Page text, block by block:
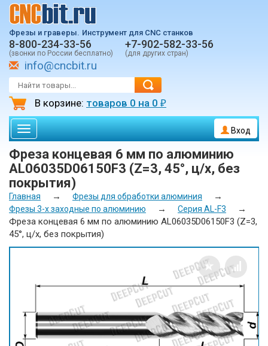
Фрезы и граверы. Инструмент для CNC станков
8-800-234-33-56
(звонки по России бесплатно)
+7-902-582-33-56
(для других стран)
info@cncbit.ru
В корзине: товаров 0 на 0 ₽
Toggle
navigation
Вход
Фреза концевая 6 мм по алюминию
AL06035D06150F3 (Z=3, 45°, ц/х, без
покрытия)
Главная → Фрезы для обработки алюминия →
Фрезы 3-х заходные по алюминию → Серия AL-F3
→
Фреза концевая 6 мм по алюминию AL06035D06150F3 (Z=3,
45°, ц/х, без покрытия)